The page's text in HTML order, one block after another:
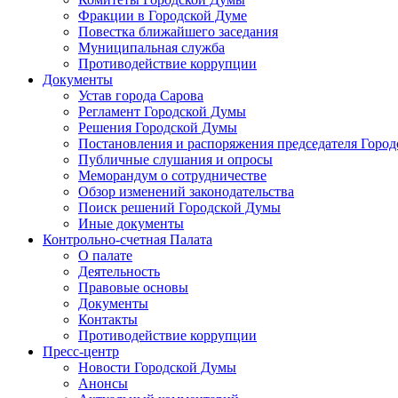
Фракции в Городской Думе
Повестка ближайшего заседания
Муниципальная служба
Противодействие коррупции
Документы
Устав города Сарова
Регламент Городской Думы
Решения Городской Думы
Постановления и распоряжения председателя
Публичные слушания и опросы
Меморандум о сотрудничестве
Обзор изменений законодательства
Поиск решений Городской Думы
Иные документы
Контрольно-счетная Палата
О палате
Деятельность
Правовые основы
Документы
Контакты
Противодействие коррупции
Пресс-центр
Новости Городской Думы
Анонсы